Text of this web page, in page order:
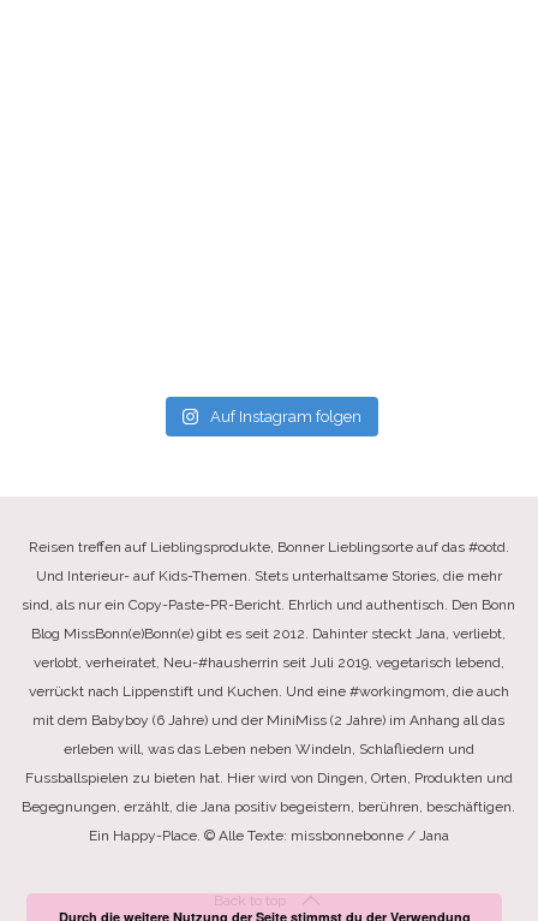
Auf Instagram folgen
Reisen treffen auf Lieblingsprodukte, Bonner Lieblingsorte auf das #ootd.
Und Interieur- auf Kids-Themen. Stets unterhaltsame Stories, die mehr
sind, als nur ein Copy-Paste-PR-Bericht. Ehrlich und authentisch. Den Bonn
Blog MissBonn(e)Bonn(e) gibt es seit 2012. Dahinter steckt Jana, verliebt,
verlobt, verheiratet, Neu-#hausherrin seit Juli 2019, vegetarisch lebend,
verrückt nach Lippenstift und Kuchen. Und eine #workingmom, die auch
mit dem Babyboy (6 Jahre) und der MiniMiss (2 Jahre) im Anhang all das
erleben will, was das Leben neben Windeln, Schlafliedern und
Fussballspielen zu bieten hat. Hier wird von Dingen, Orten, Produkten und
Begegnungen, erzählt, die Jana positiv begeistern, berühren, beschäftigen.
Ein Happy-Place. © Alle Texte: missbonnebonne / Jana
Back to top
Durch die weitere Nutzung der Seite stimmst du der Verwendung